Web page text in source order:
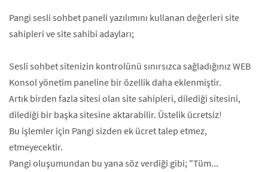
Pangi sesli sohbet paneli yazılımını kullanan değerleri site
sahipleri ve site sahibi adayları;
Sesli sohbet sitenizin kontrolünü sınırsızca sağladığınız WEB
Konsol yönetim paneline bir özellik daha eklenmiştir.
Artık birden fazla sitesi olan site sahipleri, dilediği sitesini,
dilediği bir başka sitesine aktarabilir. Üstelik ücretsiz!
Bu işlemler için Pangi sizden ek ücret talep etmez,
etmeyecektir.
Pangi oluşumundan bu yana söz verdiği gibi; "Tüm...